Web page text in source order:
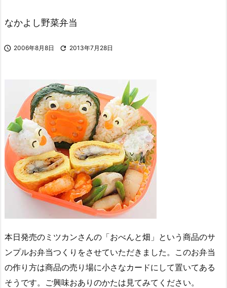
なかよし野菜弁当
 2006年8月8日  2013年7月28日
本日発売のミツカンさんの「おべんと畑」という商品のサ
ンプルお弁当つくりをさせていただきました。このお弁当
の作り方は商品の売り場に小さなカードにして置いてある
そうです。ご興味おありのかたは見てみてください。